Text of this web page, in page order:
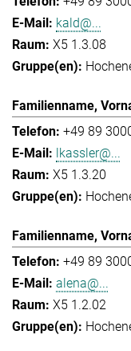
kald@...
X5 1.3.08
+49 89
lkassler@...
X5 1.3.20
+49 89
alena@...
X5 1.2.02